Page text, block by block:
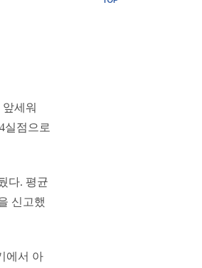
세워
실점으로
다. 평균
신고했
에서 아